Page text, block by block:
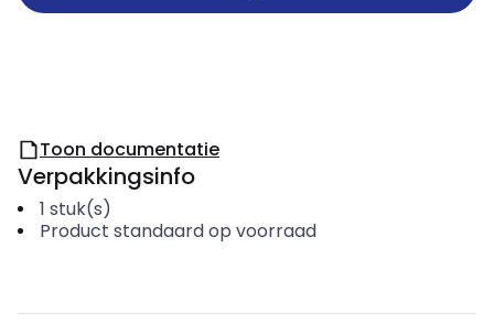
Toon documentatie
Verpakkingsinfo
1 stuk(s)
Product standaard op voorraad